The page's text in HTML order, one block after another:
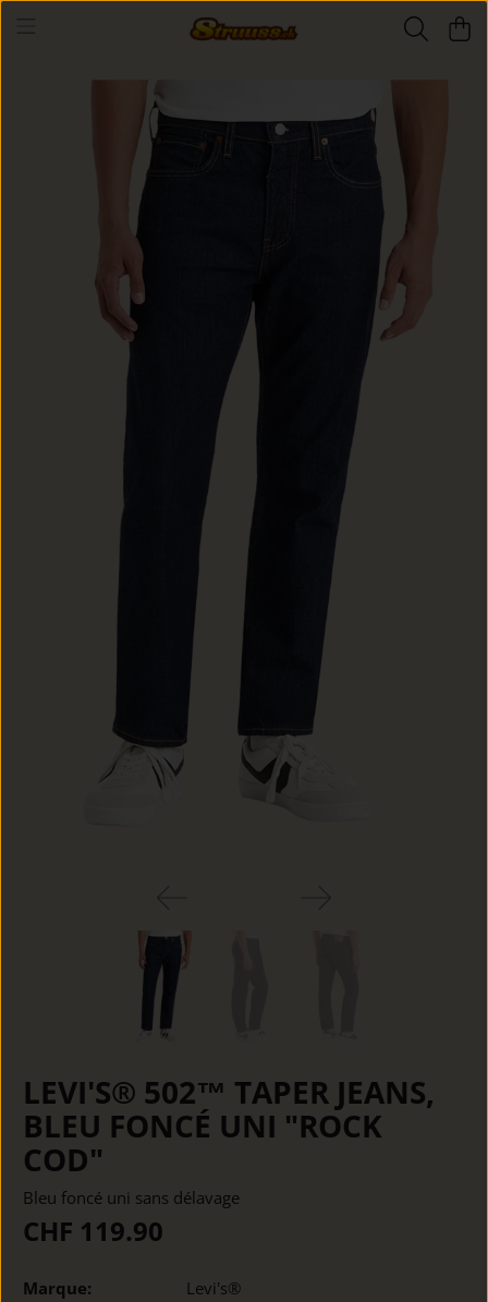
LEVI'S® 502™ TAPER JEANS,
BLEU FONCÉ UNI "ROCK
COD"
Bleu foncé uni sans délavage
CHF 119.90
Marque:
Levi's®